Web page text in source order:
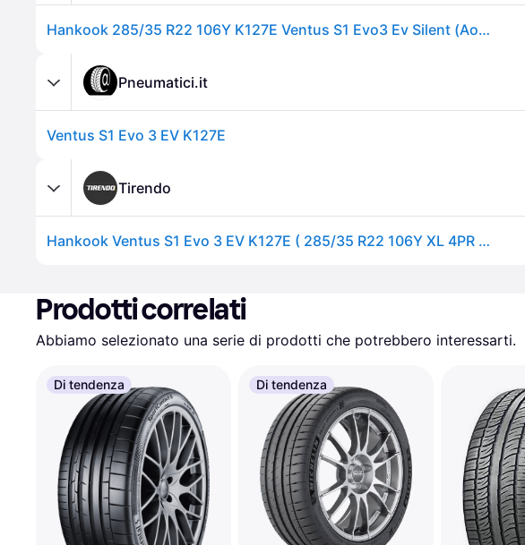
Hankook 285/35 R22 106Y K127E Ventus S1 Evo3 Ev Silent (Ao) Xl
Pneumatici.it
Ventus S1 Evo 3 EV K127E
Tirendo
Hankook Ventus S1 Evo 3 EV K127E ( 285/35 R22 106Y XL 4PR AO, EV, SoundAbsorber, con protezione del cerchio (MFS) SBL )
Prodotti correlati
Abbiamo selezionato una serie di prodotti che potrebbero interessarti.
Di tendenza Di tendenza